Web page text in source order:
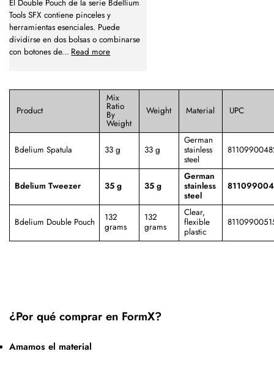
El Double Pouch de la serie Bdellium
Tools SFX contiene pinceles y
herramientas esenciales. Puede
dividirse en dos bolsas o combinarse
con botones de... Read more
Product
Mix
Ratio
By
Weight
Weight Material UPC
Bdelium Spatula 33 g 33 g
German
stainless
steel
Bdelium Tweezer 35 g 35 g
German
stainless
steel
Bdelium Double Pouch
132
grams
132
grams
Clear,
flexible
plastic
¿Por qué comprar en FormX?
Amamos el material